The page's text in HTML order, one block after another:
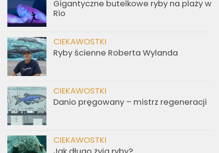
Gigantyczne butelkowe ryby na plaży w
Rio
CIEKAWOSTKI
Ryby ścienne Roberta Wylanda
CIEKAWOSTKI
Danio pręgowany – mistrz regeneracji
CIEKAWOSTKI